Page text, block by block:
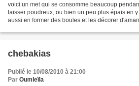
voici un met qui se consomme beaucoup
laisser poudreux, ou bien un peu plus épais en
aussi en former des boules et les décorer
chebakias
Publié le 10/08/2010 à 21:00
Par Oumleïla